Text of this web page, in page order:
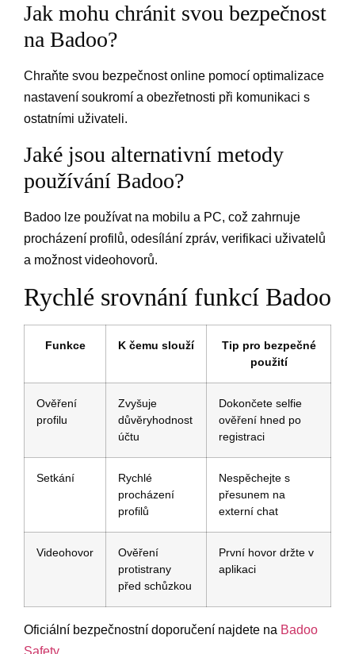
Jak mohu chránit svou bezpečnost
na Badoo?
Chraňte svou bezpečnost online pomocí optimalizace
nastavení soukromí a obezřetnosti při komunikaci s
ostatními uživateli.
Jaké jsou alternativní metody
používání Badoo?
Badoo lze používat na mobilu a PC, což zahrnuje
procházení profilů, odesílání zpráv, verifikaci uživatelů
a možnost videohovorů.
Rychlé srovnání funkcí Badoo
Funkce K čemu slouží
Tip pro bezpečné
použití
Ověření
profilu
Zvyšuje
důvěryhodnost
účtu
Dokončete selfie
ověření hned po
registraci
Setkání
Rychlé
procházení
profilů
Nespěchejte s
přesunem na
externí chat
Videohovor
Ověření
protistrany
před schůzkou
První hovor držte v
aplikaci
Oficiální bezpečnostní doporučení najdete na Badoo
Safety.